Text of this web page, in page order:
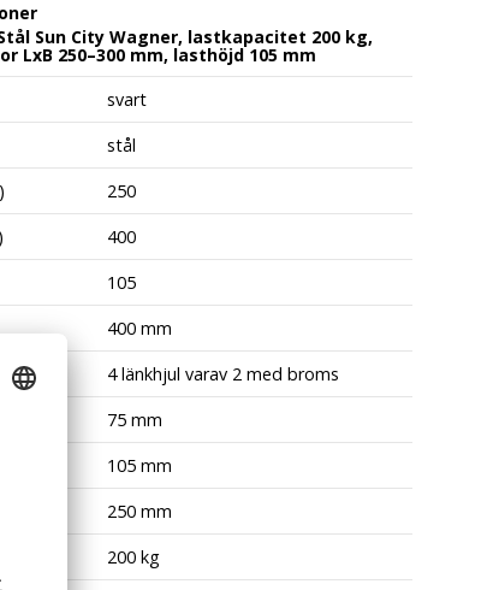
Sun City Wagner, lastkapacitet 200 kg,
LxB 250–300 mm, lasthöjd 105 mm
svart
stål
250
400
105
400 mm
4 länkhjul varav 2 med broms
75 mm
105 mm
250 mm
200 kg